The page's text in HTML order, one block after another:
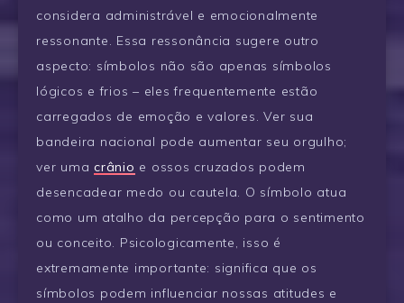
considera administrável e emocionalmente
ressonante. Essa ressonância sugere outro
aspecto: símbolos não são apenas símbolos
lógicos e frios – eles frequentemente estão
carregados de emoção e valores. Ver sua
bandeira nacional pode aumentar seu orgulho;
ver uma crânio e ossos cruzados podem
desencadear medo ou cautela. O símbolo atua
como um atalho da percepção para o sentimento
ou conceito. Psicologicamente, isso é
extremamente importante: significa que os
símbolos podem influenciar nossas atitudes e